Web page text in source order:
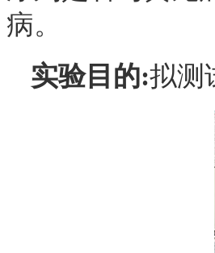
病。
实验目的:拟测